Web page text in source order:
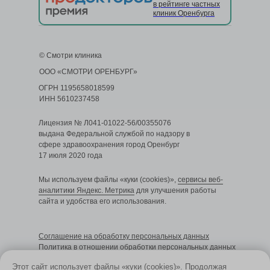
в рейтинге частных
клиник Оренбурга
Лицензия № Л041-01022-56/00355076
выдана Федеральной службой по надзору в
сфере здравоохранения город Оренбург
17 июля 2020 года
ООО «СМОТРИ ОРЕНБУРГ»
© Смотри клиника
ОГРН 1195658018599
ИНН 5610237458
Cоглашение на обработку персональных данных
Политика в отношении обработки персональных данных
Мы используем файлы «куки (cookies)», сервисы веб-
аналитики Яндекс. Метрика для улучшения работы
сайта и удобства его использования.
Этот сайт использует файлы «куки (cookies)». Продолжая